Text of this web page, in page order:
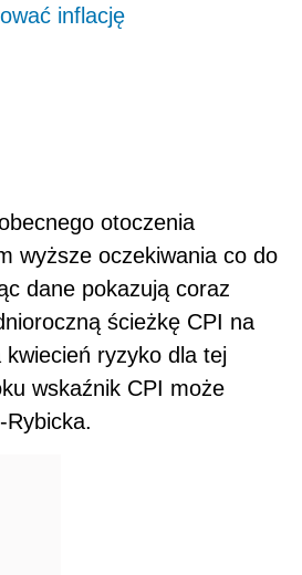
inflację
otoczenia
wyższe oczekiwania co do
dane pokazują coraz
ścieżkę CPI na
ryzyko dla tej
wskaźnik CPI może
Rybicka.